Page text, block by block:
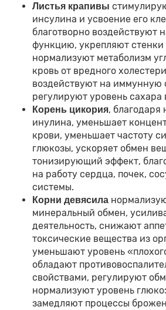
Листья крапивы
инсулина и усвоение его
благотворно воздействуют
функцию, укрепляют стенки
нормализуют метаболизм
кровь от вредного
воздействуют на иммунную
регулируют уровень сахара
Корень цикория,
инулина, уменьшает
крови, уменьшает частоту
глюкозы, ускоряет обмен
тонизирующий эффект,
на работу сердца, почек,
системы.
Корни девясила
минеральный обмен,
деятельность, снижают
токсические вещества из
уменьшают уровень
обладают
свойствами, регулируют
нормализуют уровень
замедляют процессы